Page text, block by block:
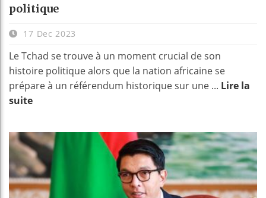
politique
17 Dec 2023
Le Tchad se trouve à un moment crucial de son
histoire politique alors que la nation africaine se
prépare à un référendum historique sur une ... Lire la
suite